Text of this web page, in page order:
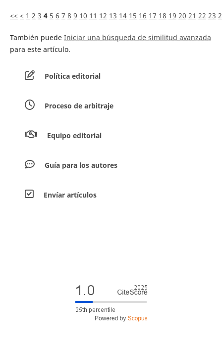
<< < 1 2 3 4 5 6 7 8 9 10 11 12 13 14 15 16 17 18 19 20 21 22 23
También puede Iniciar una búsqueda de similitud avanzada
para este artículo.
Política editorial
Proceso de arbitraje
Equipo editorial
Guía para los autores
Envíar artículos